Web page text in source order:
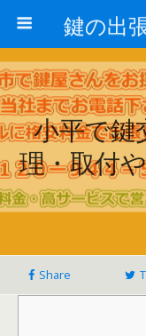
小平で鍵
理・取付
Share